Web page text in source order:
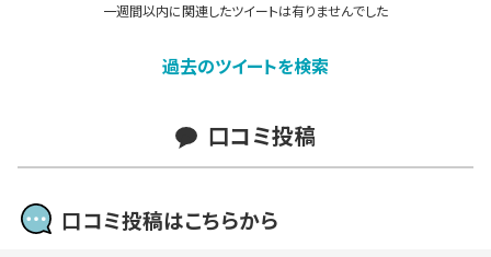
一週間以内に関連したツイートは有りませんでした
過去のツイートを検索
口コミ投稿
口コミ投稿はこちらから